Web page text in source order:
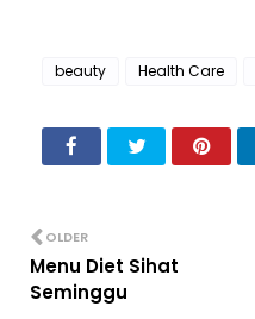
beauty Health Care
OLDER
Menu Diet Sihat
Seminggu